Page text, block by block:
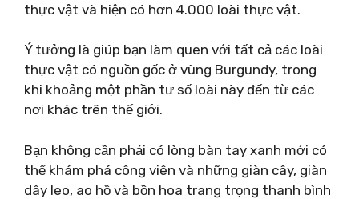
thực vật và hiện có hơn 4.000 loài thực vật.
Ý tưởng là giúp bạn làm quen với tất cả các loài
thực vật có nguồn gốc ở vùng Burgundy, trong
khi khoảng một phần tư số loài này đến từ các
nơi khác trên thế giới.
Bạn không cần phải có lòng bàn tay xanh mới có
thể khám phá công viên và những giàn cây, giàn
dây leo, ao hồ và bồn hoa trang trọng thanh bình